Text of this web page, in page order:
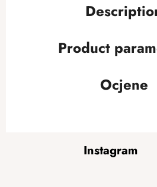
Product
Ocjene
Instagram